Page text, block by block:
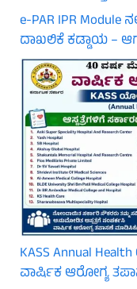
e-PAR IPR Module
ದಾಖಲಿಕೆ ಕಡ್ಡಾಯ –
KASS Annual
ವಾರ್ಷಿಕ ಆರೋಗ್ಯ